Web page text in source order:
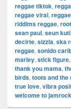
reggae tiktok,
reggae viral,
riddims reggae,
sean paul, seun kuti
decirte, sizzla, ska
reggae, sonido
marley, stick figure,
thank you mama,
birds, toots and the
true love, vibra
welcome to jamrock